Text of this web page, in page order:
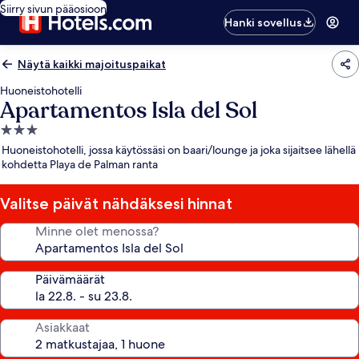
Siirry sivun pääosioon
Hanki sovellus
Näytä kaikki majoituspaikat
Huoneistohotelli
Apartamentos Isla del Sol
3.0
tähden
majoituspaikka
Huoneistohotelli, jossa käytössäsi on baari/lounge ja joka sijaitsee lähellä
kohdetta Playa de Palman ranta
Valitse päivät nähdäksesi hinnat
Minne olet menossa?
Päivämäärät
Asiakkaat